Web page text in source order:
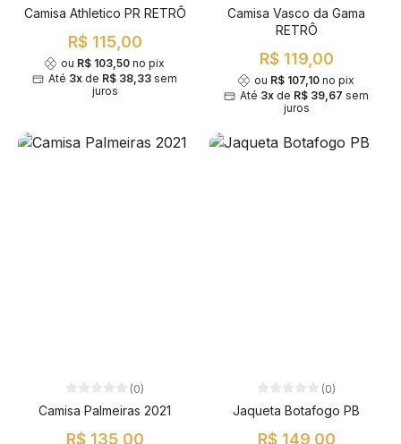
Camisa Athletico PR RETRÔ
R$ 115,00
ou R$ 103,50 no pix
Até 3x de R$ 38,33 sem
juros
Camisa Vasco da Gama
RETRÔ
R$ 119,00
ou R$ 107,10 no pix
Até 3x de R$ 39,67 sem
juros
(0)
Camisa Palmeiras 2021
R$ 135,00
(0)
Jaqueta Botafogo PB
R$ 149,00